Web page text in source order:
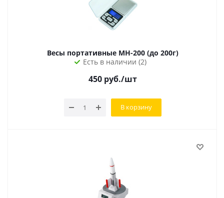
Весы портативные MH-200 (до 200г)
Есть в наличии (2)
450руб./шт
В корзину